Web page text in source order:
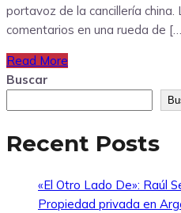
portavoz de la cancillería
comentarios en una rueda de
Read More
Buscar
Recent Posts
«El Otro Lado De»: Raúl
Propiedad privada en